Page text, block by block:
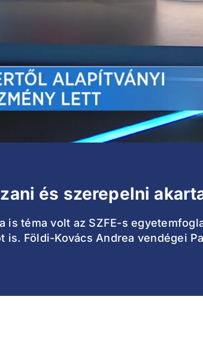
és szerepelni
is téma volt az SZFE-s
Földi-Kovács Andrea vendégei